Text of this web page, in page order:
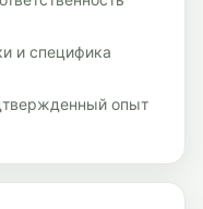
и специфика
опыт